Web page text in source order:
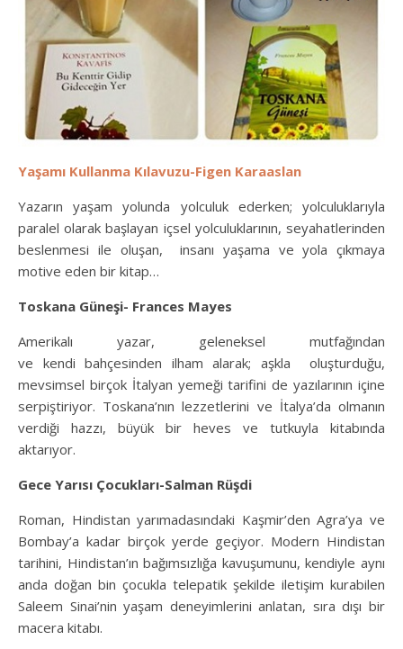
Yaşamı Kullanma Kılavuzu-Figen Karaaslan
Yazarın yaşam yolunda yolculuk ederken; yolculuklarıyla
paralel olarak başlayan içsel yolculuklarının, seyahatlerinden
beslenmesi ile oluşan, insanı yaşama ve yola çıkmaya
motive eden bir kitap…
Toskana Güneşi- Frances Mayes
Amerikalı yazar, geleneksel mutfağından
ve kendi bahçesinden ilham alarak; aşkla oluşturduğu,
mevsimsel birçok İtalyan yemeği tarifini de yazılarının içine
serpiştiriyor. Toskana’nın lezzetlerini ve İtalya’da olmanın
verdiği hazzı, büyük bir heves ve tutkuyla kitabında
aktarıyor.
Gece Yarısı Çocukları-Salman Rüşdi
Roman, Hindistan yarımadasındaki Kaşmir’den Agra’ya ve
Bombay’a kadar birçok yerde geçiyor. Modern Hindistan
tarihini, Hindistan’ın bağımsızlığa kavuşumunu, kendiyle aynı
anda doğan bin çocukla telepatik şekilde iletişim kurabilen
Saleem Sinai’nin yaşam deneyimlerini anlatan, sıra dışı bir
macera kitabı.